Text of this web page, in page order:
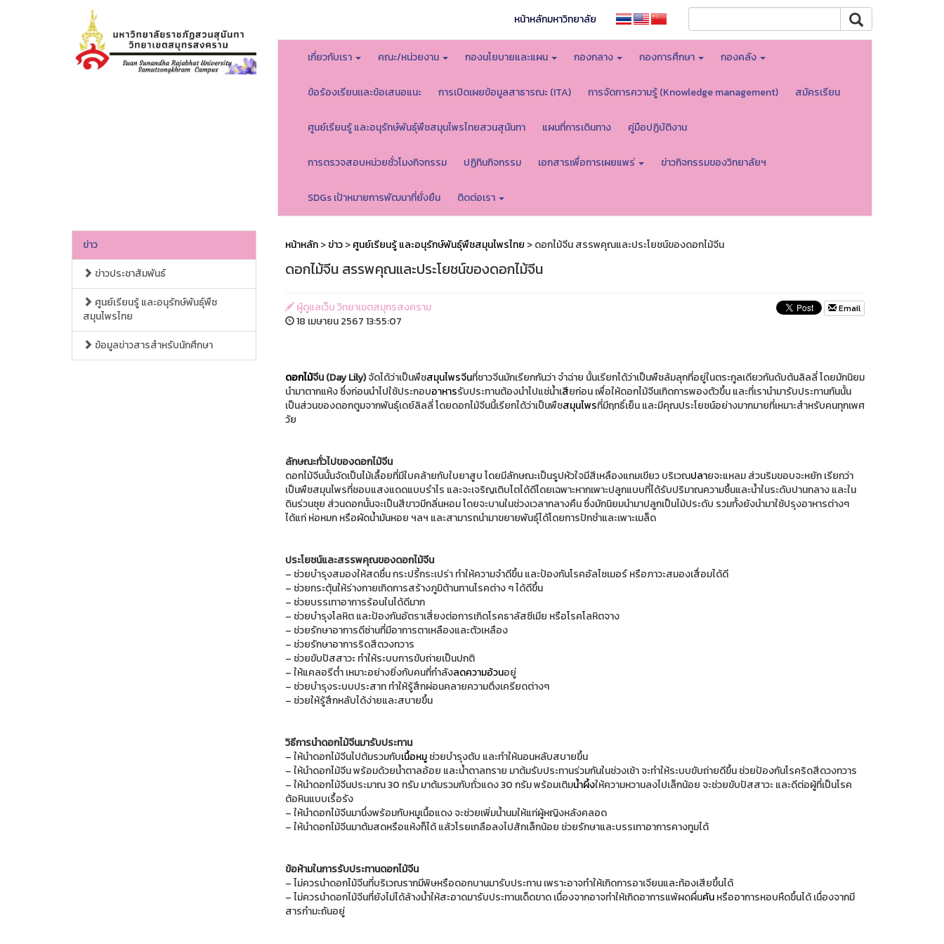
หน้าหลักมหาวิทยาลัย
เกี่ยวกับเรา คณะ/หน่วยงาน กองนโยบายและแผน กองกลาง กองการศึกษา กองคลัง
ข้อร้องเรียนเเละข้อเสนอแนะ การเปิดเผยข้อมูลสาธารณะ (ITA) การจัดการความรู้ (Knowledge management) สมัครเรียน
ศูนย์เรียนรู้ และอนุรักษ์พันธุ์พืชสมุนไพรไทยสวนสุนันทา แผนที่การเดินทาง คู่มือปฏิบัติงาน
การตรวจสอบหน่วยชั่วโมงกิจกรรม ปฏิทินกิจกรรม เอกสารเพื่อการเผยแพร่ ข่าวกิจกรรมของวิทยาลัยฯ
SDGs เป้าหมายการพัฒนาที่ยั่งยืน ติดต่อเรา
ข่าว
ข่าวประชาสัมพันธ์
ศูนย์เรียนรู้ และอนุรักษ์พันธุ์พืช
สมุนไพรไทย
ข้อมูลข่าวสารสำหรับนักศึกษา
หน้าหลัก>ข่าว>ศูนย์เรียนรู้ และอนุรักษ์พันธุ์พืชสมุนไพรไทย > ดอกไม้จีน สรรพคุณและประโยชน์ของดอกไม้จีน
ดอกไม้จีน สรรพคุณและประโยชน์ของดอกไม้จีน
ผู้ดูแลเว็บ วิทยาเขตสมุทรสงคราม
18 เมษายน 2567 13:55:07
Email
ดอกไม้จีน (Day Lily)จัดได้ว่าเป็นพืชสมุนไพรจีนที่ชาวจีนมักเรียกกันว่า จำฉ่าย นั้นเรียกได้ว่าเป็นพืชล้มลุกที่อยู่ในตระกูลเดียวกันดับต้นลิลลี่ โดยมักนิยม
นำมาตากแห้ง ซึ่งก่อนนำไปใช้ประกอบอาหารรับประทานต้องนำไปแช่น้ำเสียก่อน เพื่อให้ดอกไม้จีนเกิดการพองตัวขึ้น และที่เรานำมารับประทานกันนั้น
เป็นส่วนของดอกตูมจากพันธุ์เดย์ลิลลี่ โดยดอกไม้จีนนี้เรียกได้ว่าเป็นพืชสมุนไพรที่มีฤทธิ์เย็น และมีคุณประโยชน์อย่างมากมายที่เหมาะสำหรับคนทุกเพศ
วัย
ลักษณะทั่วไปของดอกไม้จีน
ดอกไม้จีนนั้นจัดเป็นไม้เลื้อยที่มีใบคล้ายกับใบยาสูบ โดยมีลักษณะเป็นรูปหัวใจมีสีเหลืองแกมเขียว บริเวณปลายจะแหลม ส่วนริมขอบจะหยัก เรียกว่า
เป็นพืชสมุนไพรที่ชอบแสงแดดแบบรำไร และจะเจริญเติบโตได้ดีโดยเฉพาะหากเพาะปลูกแบบที่ได้รับปริมาณความชื้นและน้ำในระดับปานกลาง และใน
ดินร่วนซุย ส่วนดอกนั้นจะเป็นสีขาวมีกลิ่นหอม โดยจะบานในช่วงเวลากลางคืน ซึ่งมักนิยมนำมาปลูกเป็นไม้ประดับ รวมทั้งยังนำมาใช้ปรุงอาหารต่างๆ
ได้แก่ ห่อหมก หรือผัดน้ำมันหอย ฯลฯ และสามารถนำมาขยายพันธุ์ได้โดยการปักชำและเพาะเมล็ด
ประโยชน์และสรรพคุณของดอกไม้จีน
– ช่วยบำรุงสมองให้สดชื่น กระปรี้กระเปร่า ทำให้ความจำดีขึ้น และป้องกันโรคอัลไซเมอร์ หรือภาวะสมองเสื่อมได้ดี
– ช่วยกระตุ้นให้ร่างกายเกิดการสร้างภูมิต้านทานโรคต่าง ๆ ได้ดีขึ้น
– ช่วยบรรเทาอาการร้อนในได้ดีมาก
– ช่วยบำรุงโลหิต และป้องกันอัตราเสี่ยงต่อการเกิดโรคธาลัสซีเมีย หรือโรคโลหิตจาง
– ช่วยรักษาอาการดีซ่านที่มีอาการตาเหลืองและตัวเหลือง
– ช่วยรักษาอาการริดสีดวงทวาร
– ช่วยขับปัสสาวะ ทำให้ระบบการขับถ่ายเป็นปกติ
– ให้แคลอรีต่ำ เหมาะอย่างยิ่งกับคนที่กำลังลดความอ้วนอยู่
– ช่วยบำรุงระบบประสาท ทำให้รู้สึกผ่อนคลายความตึงเครียดต่างๆ
– ช่วยให้รู้สึกหลับได้ง่ายและสบายขึ้น
วิธีการนำดอกไม้จีนมารับประทาน
– ให้นำดอกไม้จีนไปต้มรวมกับเนื้อหมูช่วยบำรุงตับ และทำให้นอนหลับสบายขึ้น
– ให้นำดอกไม้จีน พร้อมด้วยน้ำตาลอ้อย และน้ำตาลทราย มาต้มรับประทานร่วมกันในช่วงเช้า จะทำให้ระบบขับถ่ายดีขึ้น ช่วยป้องกันโรคริดสีดวงทวาร
– ให้นำดอกไม้จีนประมาณ 30 กรัม มาต้มรวมกับถั่วแดง 30 กรัม พร้อมเติมน้ำผึ้งให้ความหวานลงไปเล็กน้อย จะช่วยขับปัสสาวะ และดีต่อผู้ที่เป็นโรค
ต้อหินแบบเรื้อรัง
– ให้นำดอกไม้จีนมานึ่งพร้อมกับหมูเนื้อแดง จะช่วยเพิ่มน้ำนมให้แก่ผู้หญิงหลังคลอด
– ให้นำดอกไม้จีนมาต้มสดหรือแห้งก็ได้ แล้วโรยเกลือลงไปสักเล็กน้อย ช่วยรักษาและบรรเทาอาการคางทูมได้
ข้อห้ามในการรับประทานดอกไม้จีน
– ไม่ควรนำดอกไม้จีนที่บริเวณรากมีพิษหรือดอกบานมารับประทาน เพราะอาจทำให้เกิดการอาเจียนและท้องเสียขึ้นได้
– ไม่ควรนำดอกไม้จีนที่ยังไม่ได้ล้างน้ำให้สะอาดมารับประทานเด็ดขาด เนื่องจากอาจทำให้เกิดอาการแพ้ผดผื่นคันหรืออาการหอบหืดขึ้นได้ เนื่องจากมี
สารกำมะถันอยู่